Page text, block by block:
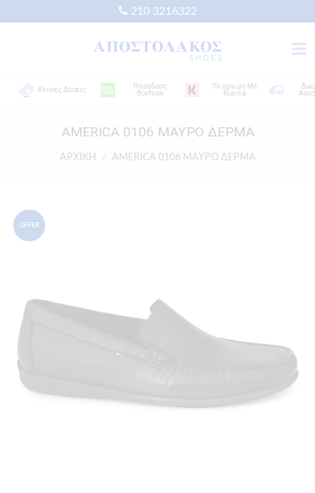
210 3216322
Άτοκες Δόσεις
Παράδοση
BoxNow
Πληρωμή Με
Klarna
AMERICA 0106 ΜΑΥΡΟ ΔΕΡΜΑ
ΑΡΧΙΚΗ AMERICA 0106 ΜΑΥΡΟ ΔΕΡΜΑ
OFFER